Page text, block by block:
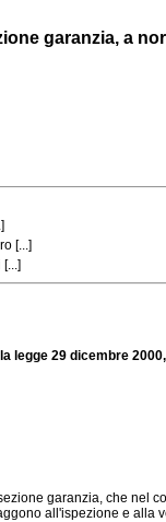
garanzia, a
[...]
legge 29 dicembre
garanzia, che nel
all'ispezione e alla